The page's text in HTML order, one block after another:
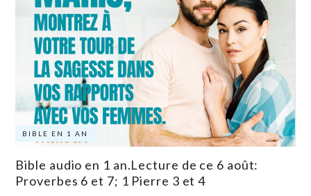
BIBLE EN 1 AN
Bible audio en 1 an.Lecture de ce 6 août:
Proverbes 6 et 7; 1 Pierre 3 et 4